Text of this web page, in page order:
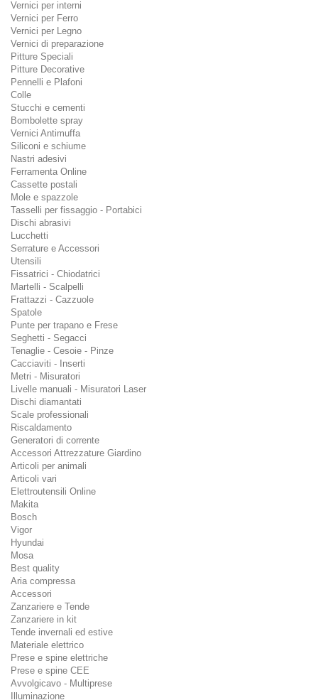
Vernici per interni
Vernici per Ferro
Vernici per Legno
Vernici di preparazione
Pitture Speciali
Pitture Decorative
Pennelli e Plafoni
Colle
Stucchi e cementi
Bombolette spray
Vernici Antimuffa
Siliconi e schiume
Nastri adesivi
Ferramenta Online
Cassette postali
Mole e spazzole
Tasselli per fissaggio - Portabici
Dischi abrasivi
Lucchetti
Serrature e Accessori
Utensili
Fissatrici - Chiodatrici
Martelli - Scalpelli
Frattazzi - Cazzuole
Spatole
Punte per trapano e Frese
Seghetti - Segacci
Tenaglie - Cesoie - Pinze
Cacciaviti - Inserti
Metri - Misuratori
Livelle manuali - Misuratori Laser
Dischi diamantati
Scale professionali
Riscaldamento
Generatori di corrente
Accessori Attrezzature Giardino
Articoli per animali
Articoli vari
Elettroutensili Online
Makita
Bosch
Vigor
Hyundai
Mosa
Best quality
Aria compressa
Accessori
Zanzariere e Tende
Zanzariere in kit
Tende invernali ed estive
Materiale elettrico
Prese e spine elettriche
Prese e spine CEE
Avvolgicavo - Multiprese
Illuminazione